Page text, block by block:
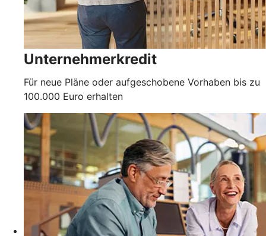
Unternehmerkredit
Für neue Pläne oder aufgeschobene Vorhaben bis zu
100.000 Euro erhalten